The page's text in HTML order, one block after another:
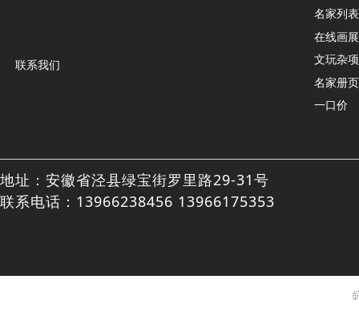
联系我们
名家列表
在线画展
文玩杂项
名家册页
一口价
地址：安徽省泾县绿宝街罗里路29-31号
联系电话：13966238456 13966175353